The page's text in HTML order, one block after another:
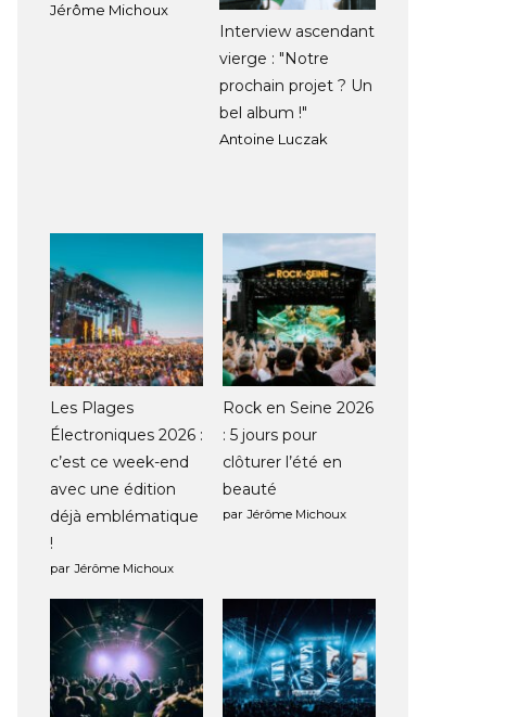
Jérôme Michoux
Interview ascendant
vierge : "Notre
prochain projet ? Un
bel album !"
Antoine Luczak
Les Plages
Électroniques 2026 :
c’est ce week-end
avec une édition
déjà emblématique
!
par Jérôme Michoux
Rock en Seine 2026
: 5 jours pour
clôturer l’été en
beauté
par Jérôme Michoux